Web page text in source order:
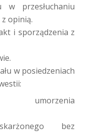
przesłuchaniu
opinią.
i sporządzenia z
w posiedzeniach
umorzenia
bez